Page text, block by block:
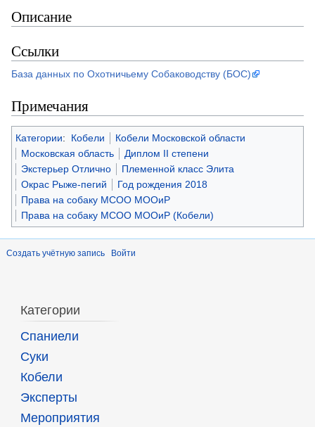
Описание
Ссылки
База данных по Охотничьему Собаководству (БОС)
Примечания
Категории: Кобели
Кобели Московской области
Московская область
Диплом II степени
Экстерьер Отлично
Племенной класс Элита
Окрас Рыже-пегий
Год рождения 2018
Права на собаку МСОО МООиР
Права на собаку МСОО МООиР (Кобели)
Создать учётную запись Войти
Категории
Спаниели
Суки
Кобели
Эксперты
Мероприятия